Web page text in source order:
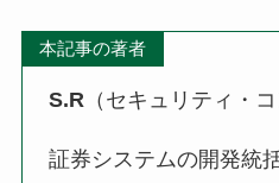
本記事の著者
S.R （セキュリティ・
証券システムの開発統